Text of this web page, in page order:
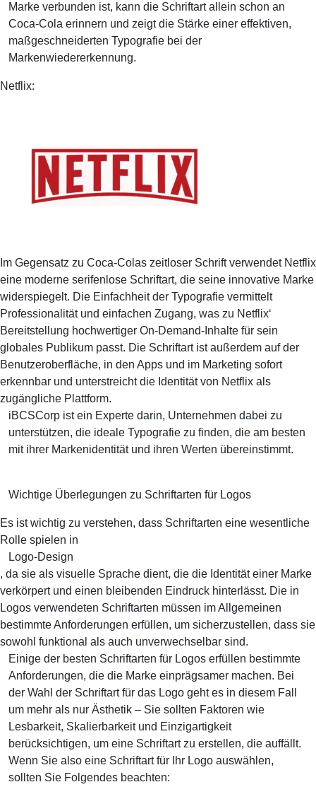
Marke verbunden ist, kann die Schriftart allein schon an
Coca-Cola erinnern und zeigt die Stärke einer effektiven,
maßgeschneiderten Typografie bei der
Markenwiedererkennung.
Netflix:
Im Gegensatz zu Coca-Colas zeitloser Schrift verwendet Netflix
eine moderne serifenlose Schriftart, die seine innovative Marke
widerspiegelt. Die Einfachheit der Typografie vermittelt
Professionalität und einfachen Zugang, was zu Netflix‘
Bereitstellung hochwertiger On-Demand-Inhalte für sein
globales Publikum passt. Die Schriftart ist außerdem auf der
Benutzeroberfläche, in den Apps und im Marketing sofort
erkennbar und unterstreicht die Identität von Netflix als
zugängliche Plattform.
iBCSCorp ist ein Experte darin, Unternehmen dabei zu
unterstützen, die ideale Typografie zu finden, die am besten
mit ihrer Markenidentität und ihren Werten übereinstimmt.
Wichtige Überlegungen zu Schriftarten für Logos
Es ist wichtig zu verstehen, dass Schriftarten eine wesentliche
Rolle spielen in
Logo-Design
, da sie als visuelle Sprache dient, die die Identität einer Marke
verkörpert und einen bleibenden Eindruck hinterlässt. Die in
Logos verwendeten Schriftarten müssen im Allgemeinen
bestimmte Anforderungen erfüllen, um sicherzustellen, dass sie
sowohl funktional als auch unverwechselbar sind.
Einige der besten Schriftarten für Logos erfüllen bestimmte
Anforderungen, die die Marke einprägsamer machen. Bei
der Wahl der Schriftart für das Logo geht es in diesem Fall
um mehr als nur Ästhetik – Sie sollten Faktoren wie
Lesbarkeit, Skalierbarkeit und Einzigartigkeit
berücksichtigen, um eine Schriftart zu erstellen, die auffällt.
Wenn Sie also eine Schriftart für Ihr Logo auswählen,
sollten Sie Folgendes beachten: